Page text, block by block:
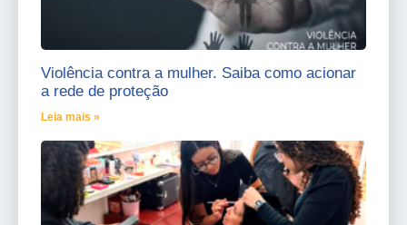
Violência contra a mulher. Saiba como acionar
a rede de proteção
Leia mais »